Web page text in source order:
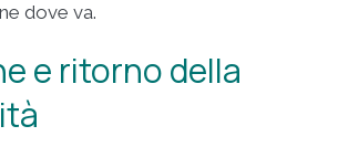
dove va.
e ritorno della